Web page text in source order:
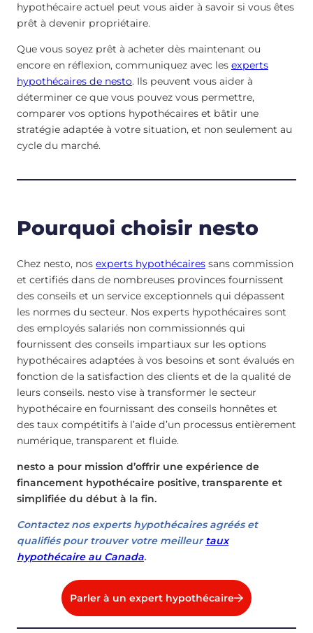
hypothécaire actuel peut vous aider à savoir si vous êtes
prêt à devenir propriétaire.
Que vous soyez prêt à acheter dès maintenant ou
encore en réflexion, communiquez avec les experts
hypothécaires de nesto. Ils peuvent vous aider à
déterminer ce que vous pouvez vous permettre,
comparer vos options hypothécaires et bâtir une
stratégie adaptée à votre situation, et non seulement au
cycle du marché.
Pourquoi choisir nesto
Chez nesto, nos experts hypothécaires sans commission
et certifiés dans de nombreuses provinces fournissent
des conseils et un service exceptionnels qui dépassent
les normes du secteur. Nos experts hypothécaires sont
des employés salariés non commissionnés qui
fournissent des conseils impartiaux sur les options
hypothécaires adaptées à vos besoins et sont évalués en
fonction de la satisfaction des clients et de la qualité de
leurs conseils. nesto vise à transformer le secteur
hypothécaire en fournissant des conseils honnêtes et
des taux compétitifs à l’aide d’un processus entièrement
numérique, transparent et fluide.
nesto a pour mission d’offrir une expérience de
financement hypothécaire positive, transparente et
simplifiée du début à la fin.
Contactez nos experts hypothécaires agréés et
qualifiés pour trouver votre meilleurtaux
hypothécaire au Canada.
Parler à un expert hypothécaire